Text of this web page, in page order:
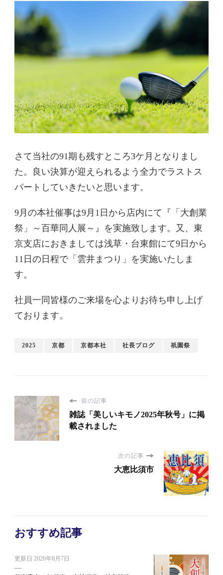
さて当社の91期も残すところ3ケ月となりまし
た。良い決算が迎えられるよう全力でラストス
パートしていきたいと思います。
9月の本社催事は9月1日から店内にて『「大創業
祭」～百華同人展～』を実施致します。又、東
京支店におきましては浅草・台東館にて9日から
11日の日程で「雲井まつり」を実施いたしま
す。
社員一同皆様のご来場を心よりお待ち申し上げ
ております。
2025 京都 京都本社 社長ブログ 祇園祭
前の記事
雑誌「美しいキモノ2025年秋号」に掲
載されました
次の記事
大恵比須市
おすすめ記事
更新日 2026年8月7日